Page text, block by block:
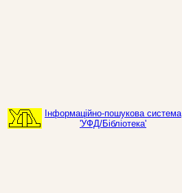
Інформаційно-пошукова система
'УФД/Бібліотека'